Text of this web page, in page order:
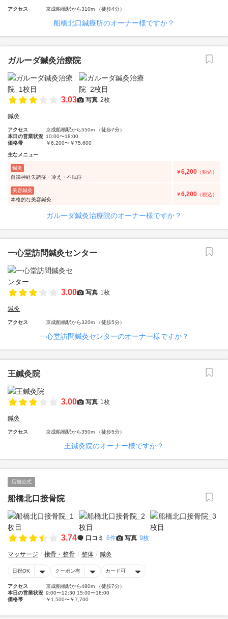
アクセス 京成船橋駅から310m （徒歩4分）
船橋北口鍼療所のオーナー様ですか？
ガルーダ鍼灸治療院
3.03 写真 2枚
鍼灸
アクセス
京成船橋駅から550m （徒歩7分）
本日の営業状況 10:00〜18:00
価格帯
￥6,200〜￥75,600
主なメニュー
鍼灸
自律神経失調症・冷え・不眠症
￥6,200 （税込）
美容鍼灸
本格的な美容鍼灸
￥6,200 （税込）
ガルーダ鍼灸治療院のオーナー様ですか？
一心堂訪問鍼灸センター
3.00 写真 1枚
鍼灸
アクセス 京成船橋駅から320m （徒歩5分）
一心堂訪問鍼灸センターのオーナー様ですか？
王鍼灸院
3.00 写真 1枚
鍼灸
アクセス 京成船橋駅から350m （徒歩5分）
王鍼灸院のオーナー様ですか？
店舗公式
船橋北口接骨院
3.74 口コミ 6件 写真 9枚
マッサージ 接骨・整骨 整体 鍼灸
日祝OK クーポン有 カード可
アクセス
京成船橋駅から480m （徒歩7分）
本日の営業状況 9:00〜12:30 15:00〜18:00
価格帯
￥1,500〜￥7,700